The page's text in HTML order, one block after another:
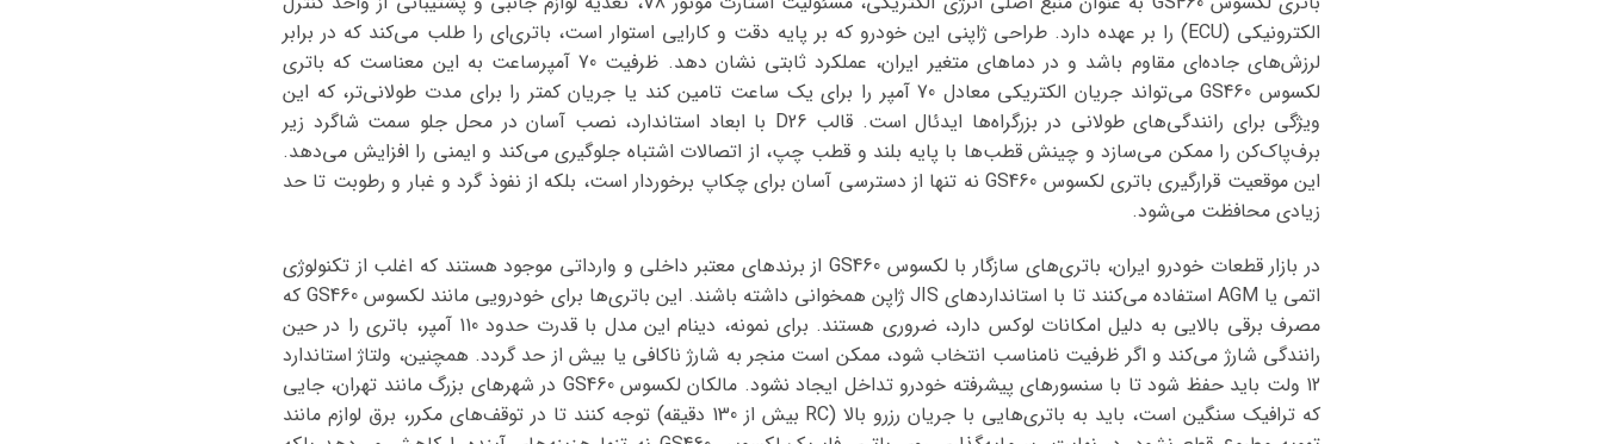
الکترونیکی (ECU) را بر عهده دارد. طراحی ژاپنی این خودرو که بر پایه دقت و کارایی استوار است، باتری‌ای را طلب می‌کند که در برابر
لرزش‌های جاده‌ای مقاوم باشد و در دماهای متغیر ایران، عملکرد ثابتی نشان دهد. ظرفیت 70 آمپرساعت به این معناست که باتری
لکسوس GS460 می‌تواند جریان الکتریکی معادل 70 آمپر را برای یک ساعت تامین کند یا جریان کمتر را برای مدت طولانی‌تر، که این
ویژگی برای رانندگی‌های طولانی در بزرگراه‌ها ایدئال است. قالب D26 با ابعاد استاندارد، نصب آسان در محل جلو سمت شاگرد زیر
برف‌پاک‌کن را ممکن می‌سازد و چینش قطب‌ها با پایه بلند و قطب چپ، از اتصالات اشتباه جلوگیری می‌کند و ایمنی را افزایش می‌دهد.
این موقعیت قرارگیری باتری لکسوس GS460 نه تنها از دسترسی آسان برای چکاپ برخوردار است، بلکه از نفوذ گرد و غبار و رطوبت تا حد
زیادی محافظت می‌شود.
در بازار قطعات خودرو ایران، باتری‌های سازگار با لکسوس GS460 از برندهای معتبر داخلی و وارداتی موجود هستند که اغلب از تکنولوژی
اتمی یا AGM استفاده می‌کنند تا با استانداردهای JIS ژاپن همخوانی داشته باشند. این باتری‌ها برای خودرویی مانند لکسوس GS460 که
مصرف برقی بالایی به دلیل امکانات لوکس دارد، ضروری هستند. برای نمونه، دینام این مدل با قدرت حدود 110 آمپر، باتری را در حین
رانندگی شارژ می‌کند و اگر ظرفیت نامناسب انتخاب شود، ممکن است منجر به شارژ ناکافی یا بیش از حد گردد. همچنین، ولتاژ استاندارد
12 ولت باید حفظ شود تا با سنسورهای پیشرفته خودرو تداخل ایجاد نشود. مالکان لکسوس GS460 در شهرهای بزرگ مانند تهران، جایی
که ترافیک سنگین است، باید به باتری‌هایی با جریان رزرو بالا (RC بیش از 130 دقیقه) توجه کنند تا در توقف‌های مکرر، برق لوازم مانند